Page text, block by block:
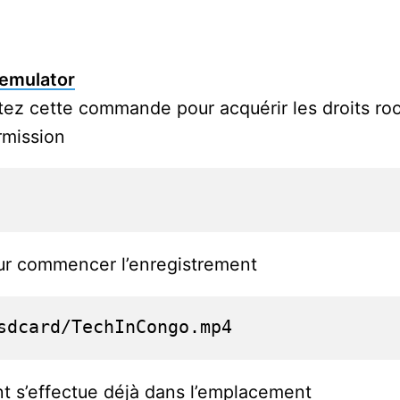
cette commande pour acquérir les droits
commencer l’enregistrement
TechInCongo.mp4
s’effectue déjà dans l’emplacement